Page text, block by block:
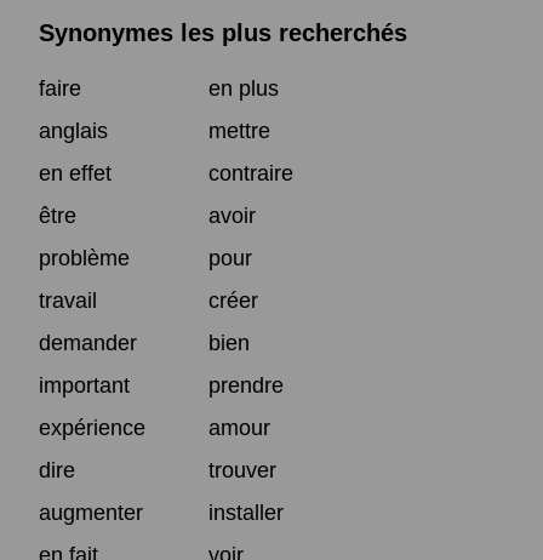
Synonymes les plus recherchés
faire
en plus
anglais
mettre
en effet
contraire
être
avoir
problème
pour
travail
créer
demander
bien
important
prendre
expérience
amour
dire
trouver
augmenter
installer
en fait
voir